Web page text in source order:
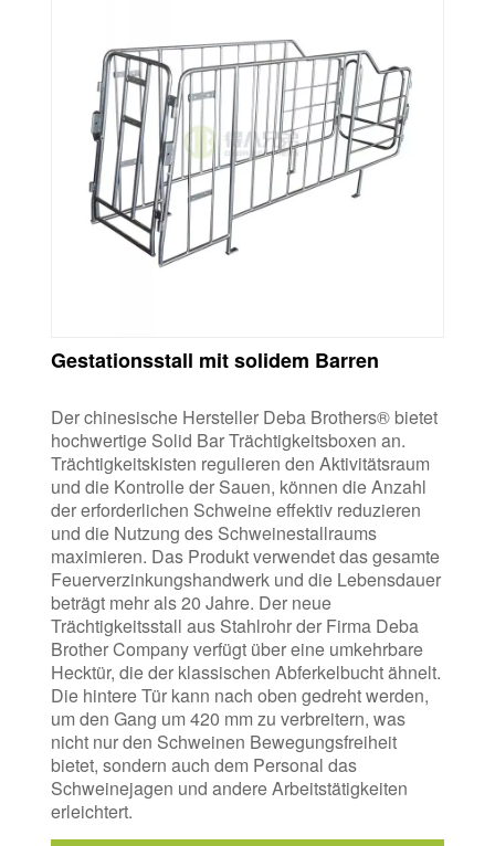
Gestationsstall mit solidem Barren
Der chinesische Hersteller Deba Brothers® bietet
hochwertige Solid Bar Trächtigkeitsboxen an.
Trächtigkeitskisten regulieren den Aktivitätsraum
und die Kontrolle der Sauen, können die Anzahl
der erforderlichen Schweine effektiv reduzieren
und die Nutzung des Schweinestallraums
maximieren. Das Produkt verwendet das gesamte
Feuerverzinkungshandwerk und die Lebensdauer
beträgt mehr als 20 Jahre. Der neue
Trächtigkeitsstall aus Stahlrohr der Firma Deba
Brother Company verfügt über eine umkehrbare
Hecktür, die der klassischen Abferkelbucht ähnelt.
Die hintere Tür kann nach oben gedreht werden,
um den Gang um 420 mm zu verbreitern, was
nicht nur den Schweinen Bewegungsfreiheit
bietet, sondern auch dem Personal das
Schweinejagen und andere Arbeitstätigkeiten
erleichtert.